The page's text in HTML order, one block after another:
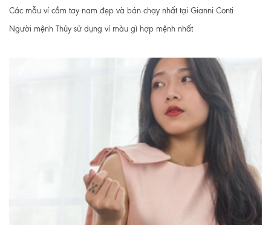
Các mẫu ví cầm tay nam đẹp và bán chạy nhất tại Gianni Conti
Người mệnh Thủy sử dụng ví màu gì hợp mệnh nhất